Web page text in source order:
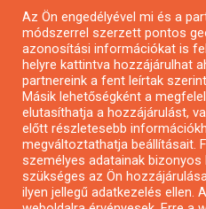
Pályázatok
Pályázatok civil
Pályázatok vállalkozásoknak
Önkormányzati pályázatok
Mezőgazdasági pályázatok
Falusi turizmus pályázatok
Az Ön engedélyével mi és a
módszerrel szerzett pontos
azonosítási információkat is
helyre kattintva hozzájárulhat
partnereink a fent leírtak
Másik lehetőségként a
elutasíthatja a hozzájárulást,
előtt részletesebb
megváltoztathatja beállításait.
személyes adatainak
szükséges az Ön
ilyen jellegű adatkezelés ellen.